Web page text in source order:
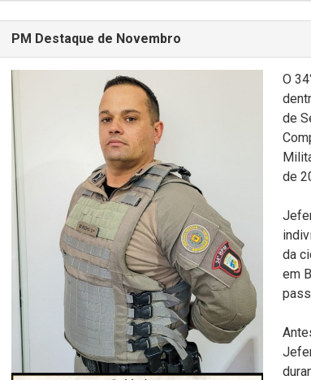
PM Destaque de Novembro
O
de
de
da
em